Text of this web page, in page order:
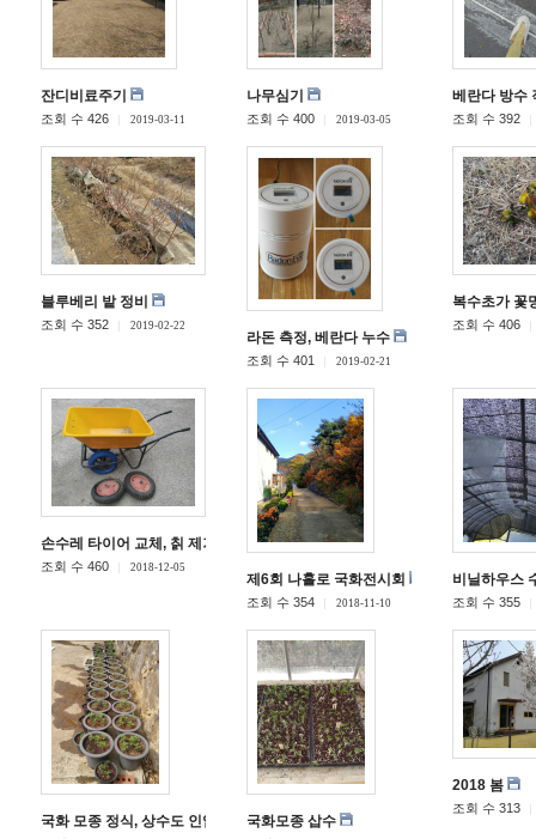
잔디비료주기
조회 수 426 2019-03-11
나무심기
조회 수 400 2019-03-05
베란다 방수
조회 수 392
블루베리 밭 정비
조회 수 352 2019-02-22
라돈 측정, 베란다 누수
조회 수 401 2019-02-21
복수초가 꽃
조회 수 406
손수레 타이어 교체, 칡 제거 작업
조회 수 460 2018-12-05
제6회 나홀로 국화전시회
조회 수 354 2018-11-10
비닐하우스
조회 수 355
국화 모종 정식, 상수도 인입 국화모종 삽수
2018 봄
조회 수 313